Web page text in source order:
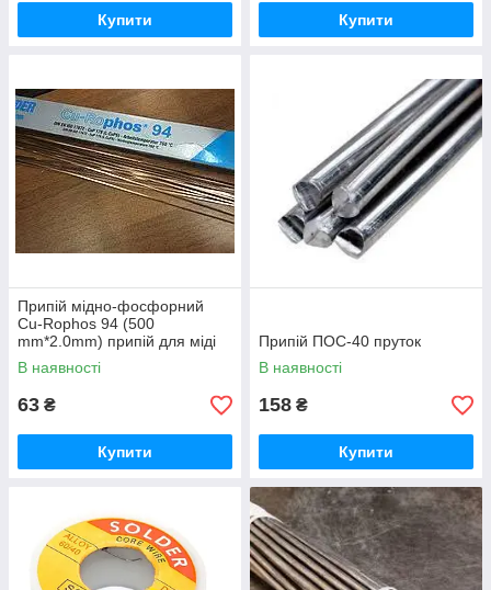
Купити Купити
Припій мідно-фосфорний
Cu-Rophos 94 (500
mm*2.0mm) припій для міді
В наявності
63 ₴
Купити
Припій ПОС-40 пруток
В наявності
158 ₴
Купити